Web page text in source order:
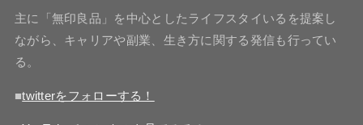
主に「無印良品」を中心としたライフスタイいるを提案し
ながら、キャリアや副業、生き方に関する発信も行ってい
る。
■twitterをフォローする！